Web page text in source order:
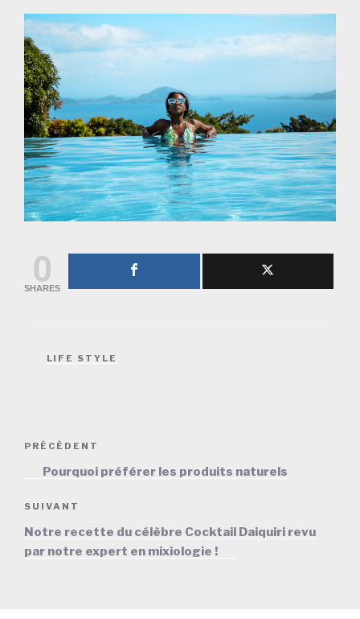
0
SHARES
CATÉGORIES
LIFE STYLE
Navigation
l’article
Article
précédent
PRÉCÉDENT
Pourquoi préférer les produits naturels
Article
suivant
SUIVANT
Notre recette du célèbre Cocktail Daiquiri revu
par notre expert en mixiologie !